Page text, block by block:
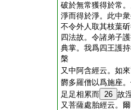
破於無常獲得於常
淨而得於淨。此中
不令外人取其枝葉
四法故。令諸弟子
典掌。我爲四王護
槃
又中阿含經云。如
欝多羅僧以爲施座
足足相累而 26 故
又菩薩處胎經云。